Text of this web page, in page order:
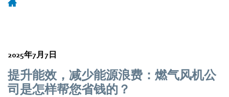
2025年7月7日
提升能效，减少能源浪费：燃气风机公
司是怎样帮您省钱的？